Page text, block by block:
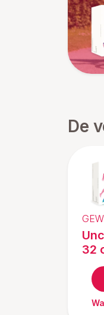
De
32